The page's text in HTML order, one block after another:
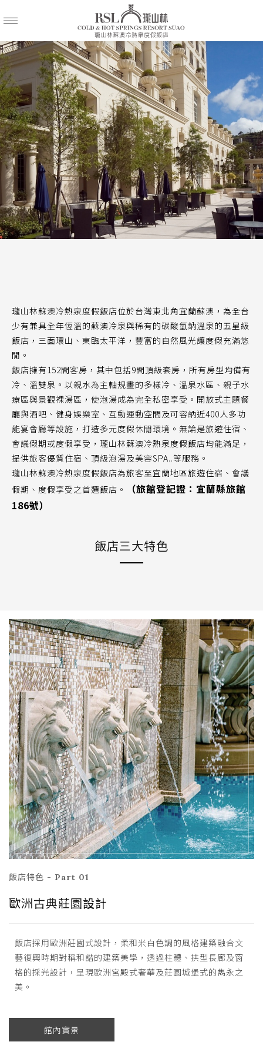
瓏山林蘇澳冷熱泉度假飯店位於台灣東北角宜蘭蘇澳，為全台
少有兼具全年恆溫的蘇澳冷泉與稀有的碳酸氫鈉溫泉的五星級
飯店，三面環山、東臨太平洋，豐富的自然風光讓度假充滿悠
閒。
飯店擁有152間客房，其中包括9間頂級套房，所有房型均備有
冷、溫雙泉。以親水為主軸規畫的多樣冷、溫泉水區、親子水
療區與景觀裸湯區，使泡湯成為完全私密享受。開放式主題餐
廳與酒吧、健身娛樂室、互動運動空間及可容納近400人多功
能宴會廳等設施，打造多元度假休閒環境。無論是旅遊住宿、
會議假期或度假享受，瓏山林蘇澳冷熱泉度假飯店均能滿足，
提供旅客優質住宿、頂級泡湯及美容SPA..等服務。
瓏山林蘇澳冷熱泉度假飯店為旅客至宜蘭地區旅遊住宿、會議
假期、度假享受之首選飯店。
（旅館登記證：宜蘭縣旅館
186號）
飯店三大特色
飯店特色 - Part 01
歐洲古典莊園設計
飯店採用歐洲莊園式設計，柔和米白色調的風格建築融合文
藝復興時期對稱和諧的建築美學，透過柱體、拱型長廊及窗
格的採光設計，呈現歐洲宮殿式奢華及莊園城堡式的雋永之
美。
館內實景